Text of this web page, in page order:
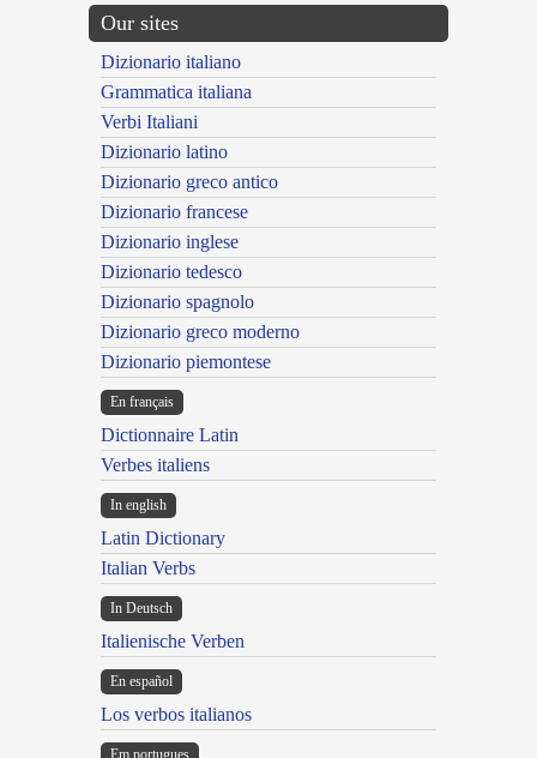
Our sites
Dizionario italiano
Grammatica italiana
Verbi Italiani
Dizionario latino
Dizionario greco antico
Dizionario francese
Dizionario inglese
Dizionario tedesco
Dizionario spagnolo
Dizionario greco moderno
Dizionario piemontese
En français
Dictionnaire Latin
Verbes italiens
In english
Latin Dictionary
Italian Verbs
In Deutsch
Italienische Verben
En español
Los verbos italianos
Em portugues